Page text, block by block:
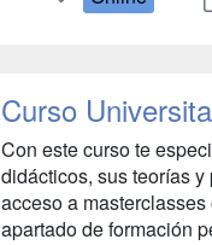
Curso
Con este curso te
didácticos, sus teorías
acceso a
apartado de formación